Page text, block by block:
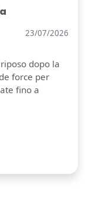
23/07/2026
dopo la
force per
fino a